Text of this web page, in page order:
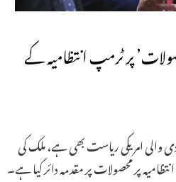
پر ٹرمپ انتظامیہ کے
والی امریکی ریاست بھی ہے، ملک کی
پر محصولات پر مقدمہ دائر کیا ہے۔